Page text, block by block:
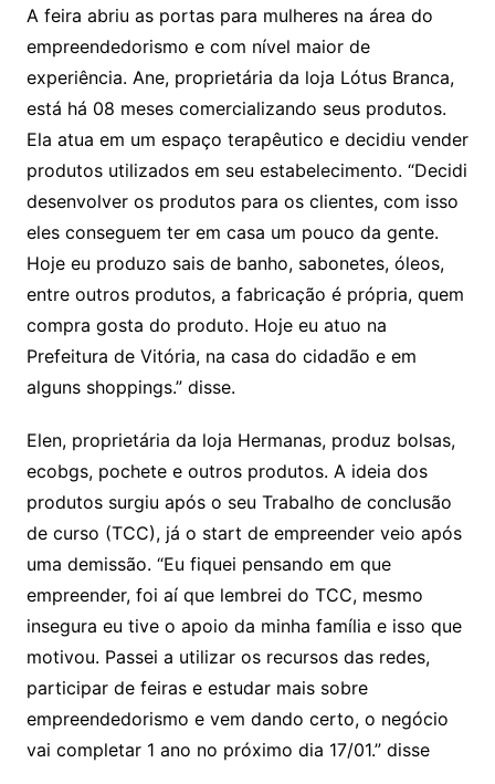
A feira abriu as portas para mulheres na área do
empreendedorismo e com nível maior de
experiência. Ane, proprietária da loja Lótus Branca,
está há 08 meses comercializando seus produtos.
Ela atua em um espaço terapêutico e decidiu vender
produtos utilizados em seu estabelecimento. “Decidi
desenvolver os produtos para os clientes, com isso
eles conseguem ter em casa um pouco da gente.
Hoje eu produzo sais de banho, sabonetes, óleos,
entre outros produtos, a fabricação é própria, quem
compra gosta do produto. Hoje eu atuo na
Prefeitura de Vitória, na casa do cidadão e em
alguns shoppings.” disse.
Elen, proprietária da loja Hermanas, produz bolsas,
ecobgs, pochete e outros produtos. A ideia dos
produtos surgiu após o seu Trabalho de conclusão
de curso (TCC), já o start de empreender veio após
uma demissão. “Eu fiquei pensando em que
empreender, foi aí que lembrei do TCC, mesmo
insegura eu tive o apoio da minha família e isso que
motivou. Passei a utilizar os recursos das redes,
participar de feiras e estudar mais sobre
empreendedorismo e vem dando certo, o negócio
vai completar 1 ano no próximo dia 17/01.” disse